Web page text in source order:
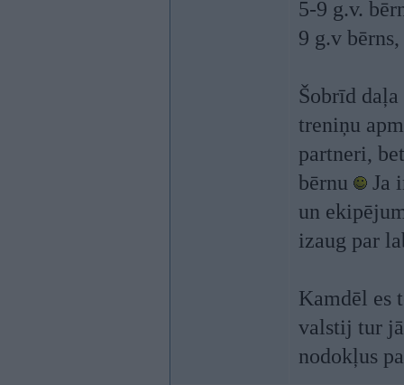
5-9 g.v.
9 g.v
Šobrīd
treniņu
partneri,
bērnu
Ja
un
izaug par
Kamdēl es
valstij tur
nodokļus